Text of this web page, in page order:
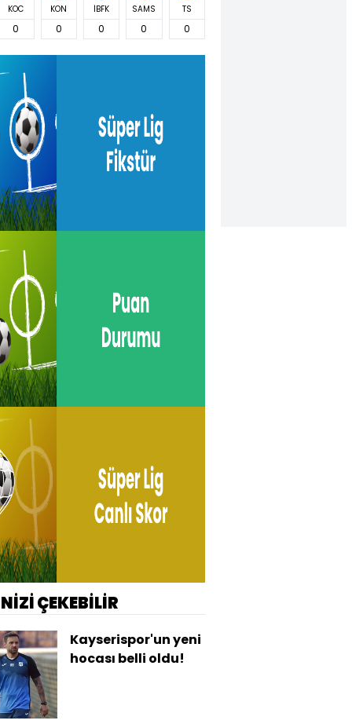
KOC
0
KON
0
İBFK
0
SAMS
0
TS
0
ÇEKEBİLİR
Kayserispor'un yeni
hocası belli oldu!